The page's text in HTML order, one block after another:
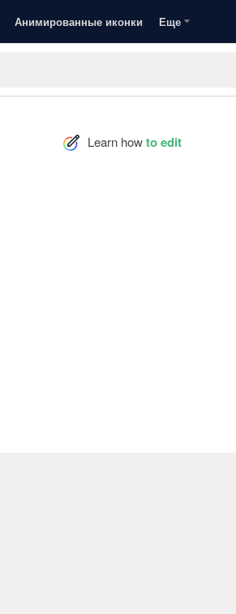
Анимированные иконки Еще
Learn howto edit